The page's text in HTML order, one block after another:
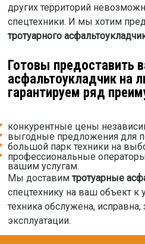
других территорий
спецтехники. И мы хотим
тротуарного
Готовы предоставить
асфальтоукладчик на
гарантируем ряд
конкурентные цены
выгодные предложения для
большой парк техники на
профессиональные
вашим услугам.
Мы доставим тротуарные
спецтехнику на ваш объект к
техника обслужена, исправна,
эксплуатации.